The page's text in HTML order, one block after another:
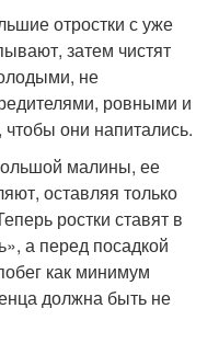
отростки с уже
затем чистят
не
ровными и
они напитались.
малины, ее
оставляя только
ростки ставят в
а перед посадкой
как минимум
должна быть не